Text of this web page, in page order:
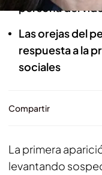
persona del
Las orejas del
respuesta a la
sociales
Compartir
La primera
levantando